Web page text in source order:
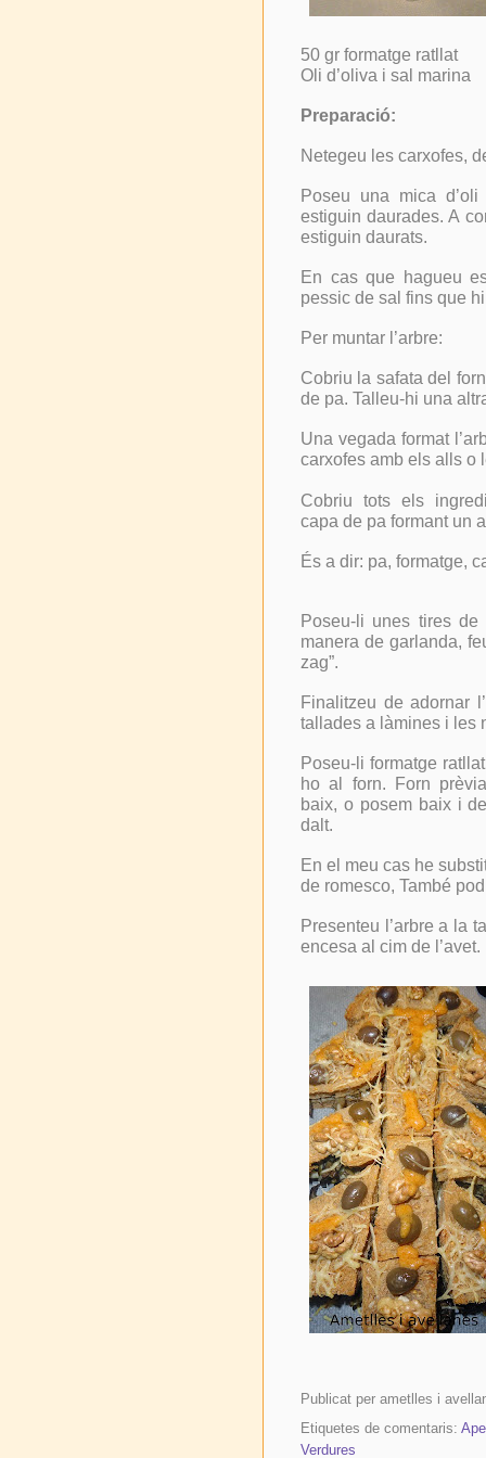
50 gr formatge ratllat
Oli d’oliva i sal marina
Preparació:
Netegeu les carxofes,
Poseu una mica
estiguin daurades. A
estiguin daurats.
En cas que hagueu
pessic de sal fins que
Per muntar l’arbre:
Cobriu la safata del
de pa. Talleu-hi una
Una vegada format
carxofes amb els alls o
Cobriu tots els
capa de pa formant un
És a dir: pa, formatge,
Poseu-li unes tires
manera de garlanda,
zag”.
Finalitzeu de adornar
tallades a làmines i les
Poseu-li formatge
ho al forn. Forn
baix, o posem baix i
dalt.
En el meu cas he
de romesco, També
Presenteu l’arbre a la
encesa al cim de l’avet.
Publicat per ametlles i
Etiquetes de comentaris:
Verdures